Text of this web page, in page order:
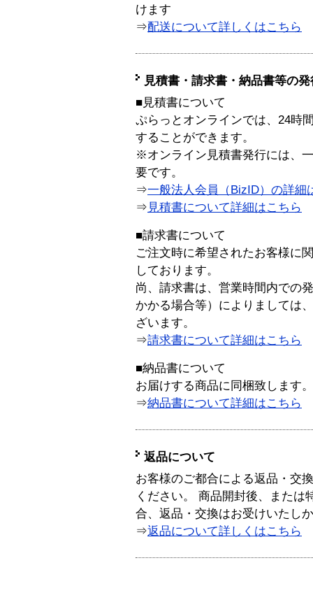
けます
⇒配送について詳しくはこちら
見積書・請求書・納品書等の
■見積書について
ぷらっとオンラインでは、24時
することができます。
※オンライン見積書発行には、
要です。
⇒一般法人会員（BizID）の詳細
⇒ 見積書について詳細はこちら
■請求書について
ご注文時に希望されたお客様に
しております。
尚、請求書は、営業時間内での
かかる場合等）によりましては
ざいます。
⇒請求書について詳細はこちら
■納品書について
お届けする商品に同梱致します。
⇒納品書について詳細はこちら
返品について
お客様のご都合による返品・交
ください。 商品開封後、または
合、返品・交換はお受けいたし
⇒返品について詳しくはこちら